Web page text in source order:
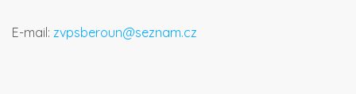
E-mail: zvpsberoun@seznam.cz